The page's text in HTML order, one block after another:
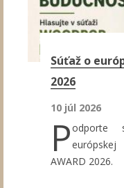
Súťaž o
2026
10 júl 2026
Podporte
AWARD 2026.